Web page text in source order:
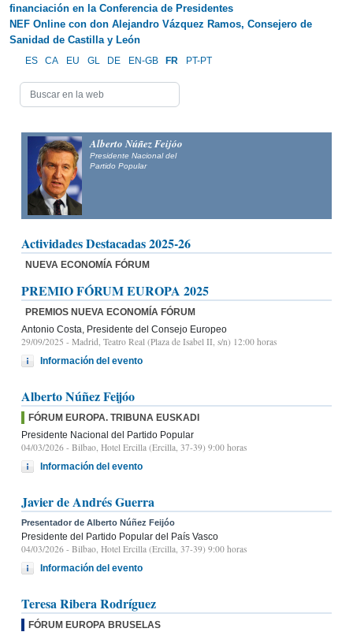
financiación en la Conferencia de Presidentes
NEF Online con don Alejandro Vázquez Ramos, Consejero de
Sanidad de Castilla y León
ES CA EU GL DE EN-GB FR PT-PT
Alberto Núñez Feijóo
Presidente Nacional del
Partido Popular
Actividades Destacadas 2025-26
NUEVA ECONOMÍA FÓRUM
PREMIO FÓRUM EUROPA 2025
PREMIOS NUEVA ECONOMÍA FÓRUM
Antonio Costa, Presidente del Consejo Europeo
29/09/2025 - Madrid, Teatro Real (Plaza de Isabel II, s/n) 12:00 horas
Información del evento
Alberto Núñez Feijóo
FÓRUM EUROPA. TRIBUNA EUSKADI
Presidente Nacional del Partido Popular
04/03/2026 - Bilbao, Hotel Ercilla (Ercilla, 37-39) 9:00 horas
Información del evento
Javier de Andrés Guerra
Presentador de Alberto Núñez Feijóo
Presidente del Partido Popular del País Vasco
04/03/2026 - Bilbao, Hotel Ercilla (Ercilla, 37-39) 9:00 horas
Información del evento
Teresa Ribera Rodríguez
FÓRUM EUROPA BRUSELAS